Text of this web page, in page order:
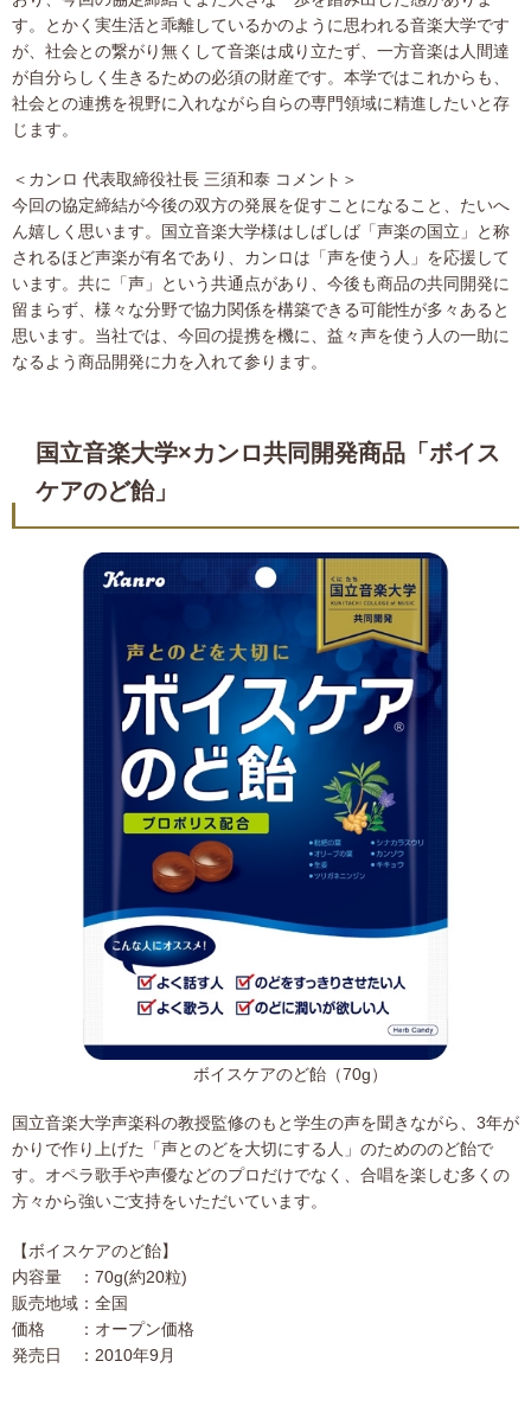
す。とかく実生活と乖離しているかのように思われる音楽大学です
が、社会との繋がり無くして音楽は成り立たず、一方音楽は人間達
が自分らしく生きるための必須の財産です。本学ではこれからも、
社会との連携を視野に入れながら自らの専門領域に精進したいと存
じます。
＜カンロ 代表取締役社長 三須和泰 コメント＞
今回の協定締結が今後の双方の発展を促すことになること、たいへ
ん嬉しく思います。国立音楽大学様はしばしば「声楽の国立」と称
されるほど声楽が有名であり、カンロは「声を使う人」を応援して
います。共に「声」という共通点があり、今後も商品の共同開発に
留まらず、様々な分野で協力関係を構築できる可能性が多々あると
思います。当社では、今回の提携を機に、益々声を使う人の一助に
なるよう商品開発に力を入れて参ります。
国立音楽大学×カンロ共同開発商品「ボイス
ケアのど飴」
ボイスケアのど飴（70g）
国立音楽大学声楽科の教授監修のもと学生の声を聞きながら、3年が
かりで作り上げた「声とのどを大切にする人」のためののど飴で
す。オペラ歌手や声優などのプロだけでなく、合唱を楽しむ多くの
方々から強いご支持をいただいています。
【ボイスケアのど飴】
内容量 ：70g(約20粒)
販売地域：全国
価格 ：オープン価格
発売日 ：2010年9月